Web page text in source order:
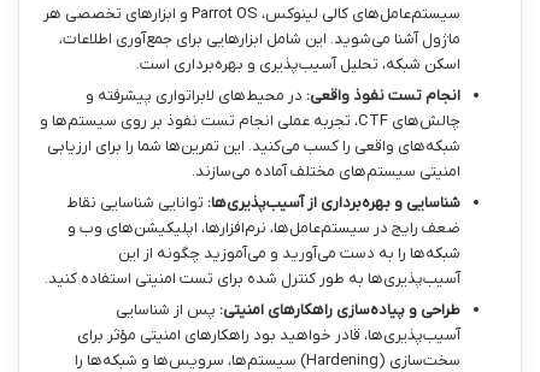
سیستم‌عامل‌های کالی لینوکس، Parrot OS و ابزارهای تخصصی هر
ماژول آشنا می‌شوید. این شامل ابزارهایی برای جمع‌آوری اطلاعات،
اسکن شبکه، تحلیل آسیب‌پذیری و بهره‌برداری است.
انجام تست نفوذ واقعی: در محیط‌های لابراتواری پیشرفته و
چالش‌های CTF، تجربه عملی انجام تست نفوذ بر روی سیستم‌ها و
شبکه‌های واقعی را کسب می‌کنید. این تمرین‌ها شما را برای ارزیابی
امنیتی سیستم‌های مختلف آماده می‌سازند.
شناسایی و بهره‌برداری از آسیب‌پذیری‌ها: توانایی شناسایی نقاط
ضعف رایج در سیستم‌عامل‌ها، نرم‌افزارها، اپلیکیشن‌های وب و
شبکه‌ها را به دست می‌آورید و می‌آموزید چگونه از این
آسیب‌پذیری‌ها به طور کنترل شده برای تست امنیتی استفاده کنید.
طراحی و پیاده‌سازی راهکارهای امنیتی: پس از شناسایی
آسیب‌پذیری‌ها، قادر خواهید بود راهکارهای امنیتی مؤثر برای
سخت‌سازی (Hardening) سیستم‌ها، سرویس‌ها و شبکه‌ها را